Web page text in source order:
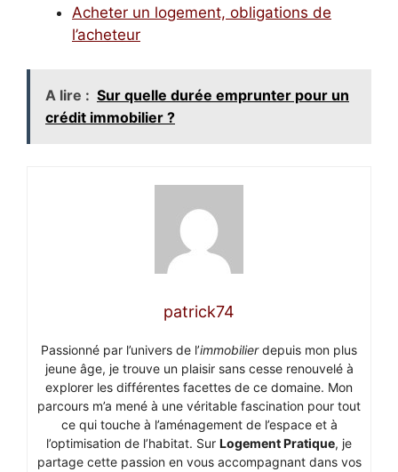
Acheter un logement, obligations de
l’acheteur
A lire : Sur quelle durée emprunter pour un
crédit immobilier ?
patrick74
Passionné par l’univers de l’immobilierdepuis mon plus
jeune âge, je trouve un plaisir sans cesse renouvelé à
explorer les différentes facettes de ce domaine. Mon
parcours m’a mené à une véritable fascination pour tout
ce qui touche à l’aménagement de l’espace et à
l’optimisation de l’habitat. Sur Logement Pratique, je
partage cette passion en vous accompagnant dans vos